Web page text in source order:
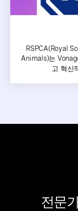
RSPCA(Royal
Animals)는
고 혁신
전문